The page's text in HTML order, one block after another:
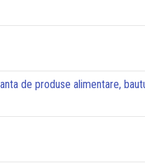
de produse alimentare,